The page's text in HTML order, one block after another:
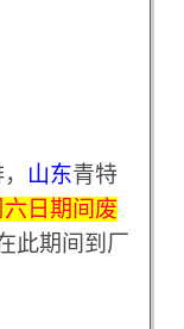
山东青特
日期间废
此期间到厂